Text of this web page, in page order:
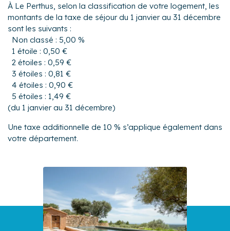
À Le Perthus, selon la classification de votre logement, les
montants de la taxe de séjour du 1 janvier au 31 décembre
sont les suivants :
Non classé : 5,00 %
1 étoile : 0,50 €
2 étoiles : 0,59 €
3 étoiles : 0,81 €
4 étoiles : 0,90 €
5 étoiles : 1,49 €
(du 1 janvier au 31 décembre)
Une taxe additionnelle de 10 % s’applique également dans
votre département.